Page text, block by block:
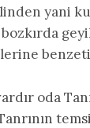
yani
oda